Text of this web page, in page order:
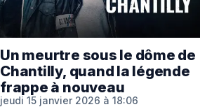
Un meurtre sous le dôme de
Chantilly, quand la légende
frappe à nouveau
jeudi 15 janvier 2026 à 18:06